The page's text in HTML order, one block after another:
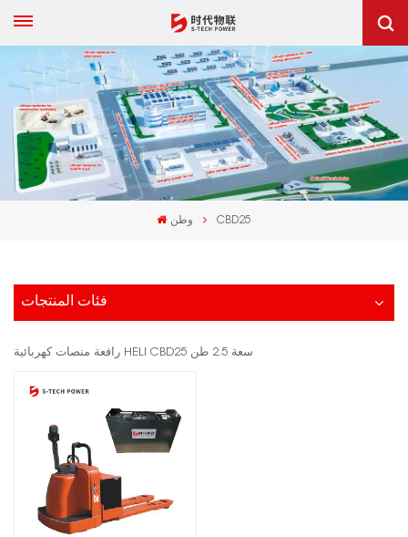
وطن CBD25
فئات المنتجات
رافعة منصات كهربائية HELI CBD25 سعة 2.5 طن